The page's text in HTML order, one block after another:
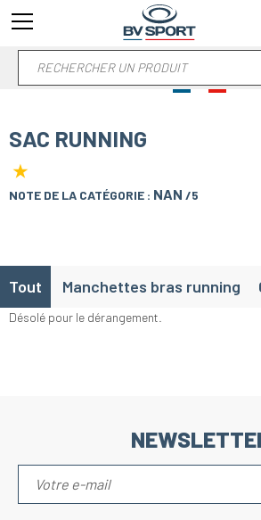
SAC RUNNING
★
NOTE DE LA CATÉGORIE : NAN /5
Tout Manchettes bras running
Désolé pour le dérangement.